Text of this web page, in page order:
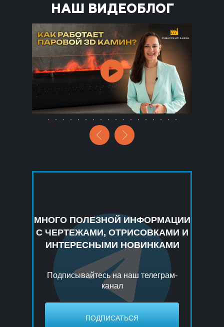
НАШ ВИДЕОБЛОГ
Подписывайтесь на наш телеграм-
канал
МНОГО ПОЛЕЗНОЙ ИНФОРМАЦИИ
С ЧЕРТЕЖАМИ, ОТРИСОВКАМИ И
ИНТЕРЕСНЫМИ НОВИНКАМИ
ПОДПИСАТЬСЯ